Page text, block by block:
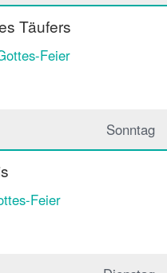
Täufers
Feier
Sonntag
Feier